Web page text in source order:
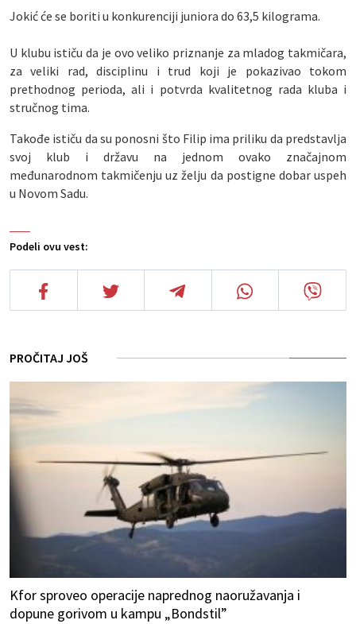
Podeli ovu vest:
Jokić će se boriti u konkurenciji juniora do 63,5 kilograma.
U klubu ističu da je ovo veliko priznanje za mladog takmičara,
za veliki rad, disciplinu i trud koji je pokazivao tokom
prethodnog perioda, ali i potvrda kvalitetnog rada kluba i
stručnog tima.
Takođe ističu da su ponosni što Filip ima priliku da predstavlja
svoj klub i državu na jednom ovako značajnom
međunarodnom takmičenju uz želju da postigne dobar uspeh
u Novom Sadu.
PROČITAJ JOŠ
Kfor sproveo operacije naprednog naoružavanja i
dopune gorivom u kampu „Bondstil”